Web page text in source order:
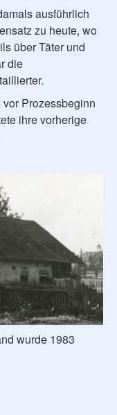
ausführlich
zu heute, wo
über Täter und
die
Prozessbeginn
ihre vorherige
wurde 1983